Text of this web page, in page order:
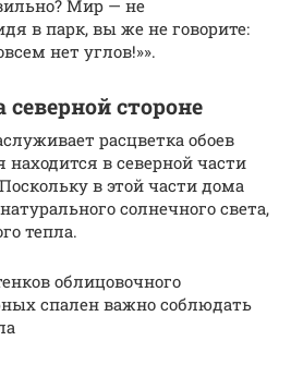
Мир — не
в парк, вы же не говорите:
нет углов!»».
стороне
расцветка обоев
находится в северной части
в этой части дома
солнечного света,
тепла.
облицовочного
спален важно соблюдать